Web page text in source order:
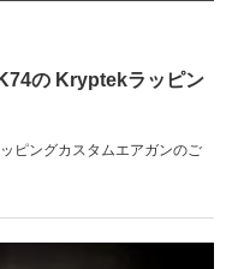
の Kryptekラッピン
ピングカスタムエアガンのご